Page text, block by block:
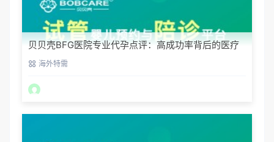
贝贝壳BFG医院专业代孕点评：高成功率背后的医疗
神话海外特需